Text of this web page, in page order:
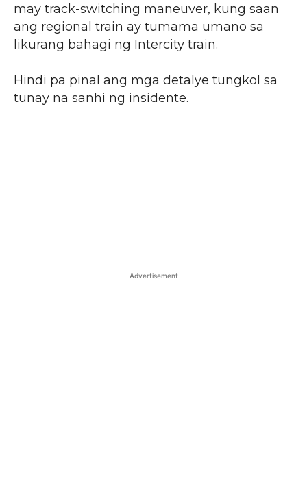
may track-switching maneuver, kung saan
ang regional train ay tumama umano sa
likurang bahagi ng Intercity train.
Hindi pa pinal ang mga detalye tungkol sa
tunay na sanhi ng insidente.
Advertisement